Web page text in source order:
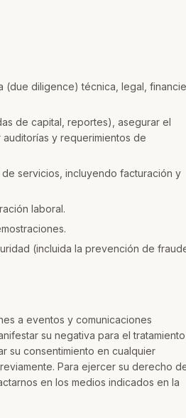
(due diligence) técnica, legal,
de capital, reportes), asegurar el
y requerimientos de
servicios, incluyendo facturación y
laboral.
(incluida la prevención de
a eventos y comunicaciones
su negativa para el
su consentimiento en cualquier
Para ejercer su derecho
en los medios indicados en la